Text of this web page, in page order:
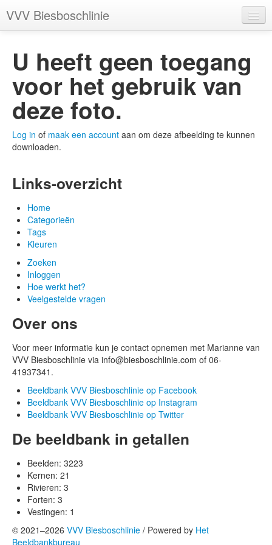
VVV Biesboschlinie
Tags
Kleuren
U heeft geen toegang
voor het gebruik van
deze foto.
Log in of maak een account aan om deze afbeelding te kunnen
downloaden.
Links-overzicht
Home
Categorieën
Tags
Kleuren
Zoeken
Inloggen
Hoe werkt het?
Veelgestelde vragen
Over ons
Voor meer informatie kun je contact opnemen met Marianne van
VVV Biesboschlinie via info@biesboschlinie.com of 06-
41937341.
Beeldbank VVV Biesboschlinie op Facebook
Beeldbank VVV Biesboschlinie op Instagram
Beeldbank VVV Biesboschlinie op Twitter
De beeldbank in getallen
Beelden: 3223
Kernen: 21
Rivieren: 3
Forten: 3
Vestingen: 1
© 2021–2026 VVV Biesboschlinie / Powered by Het
Beeldbankbureau